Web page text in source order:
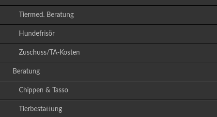
Tiermed. Beratung
Hundefrisör
Zuschuss/TA-Kosten
Beratung
Chippen & Tasso
Tierbestattung